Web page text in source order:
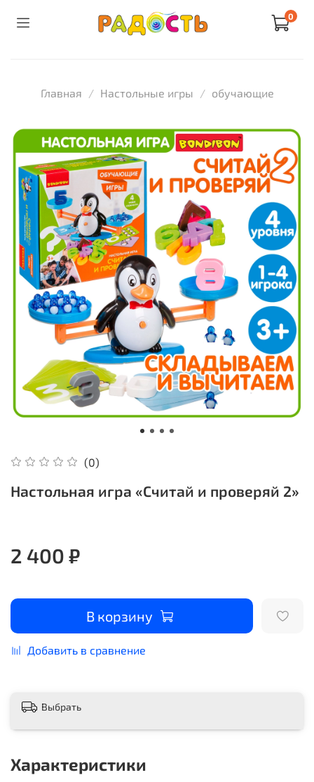
0
Главная Настольные игры обучающие
(0)
Настольная игра «Считай и проверяй 2»
2 400 ₽
В корзину
Добавить в сравнение
Выбрать
Характеристики